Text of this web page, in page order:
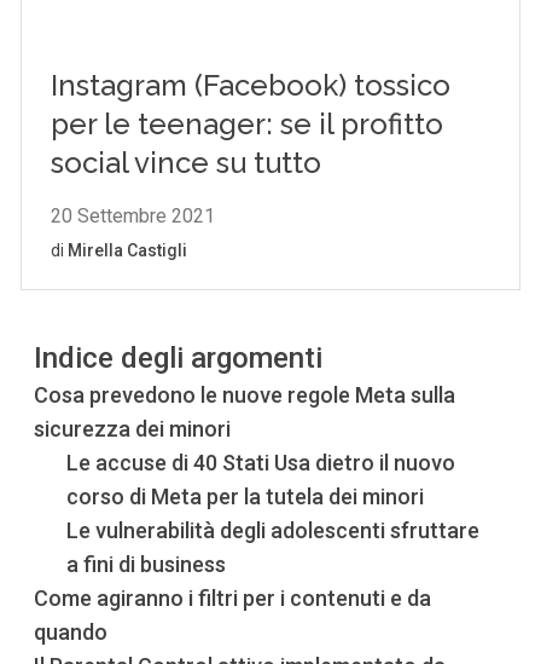
Indice degli argomenti
Cosa prevedono le nuove regole Meta sulla
sicurezza dei minori
Le accuse di 40 Stati Usa dietro il nuovo
corso di Meta per la tutela dei minori
Le vulnerabilità degli adolescenti sfruttare
a fini di business
Come agiranno i filtri per i contenuti e da
quando